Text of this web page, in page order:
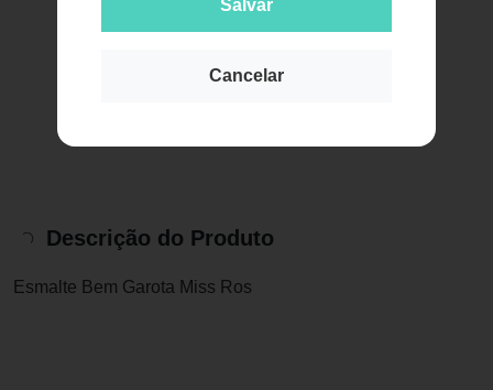
Salvar
Cancelar
Descrição do Produto
Esmalte Bem Garota Miss Ros